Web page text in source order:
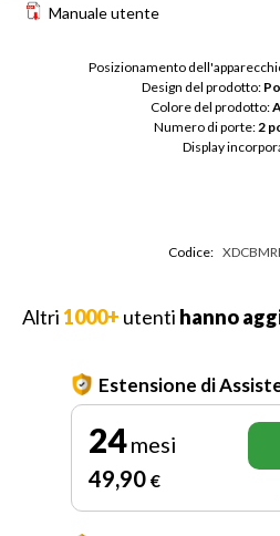
Manuale utente
Posizionamento
Design del prodotto:
Colore del prodotto:
Numero di porte: 2
Display
Codice:
Altri 1000+ utenti hanno
Estensione di
24mesi
49,90 €